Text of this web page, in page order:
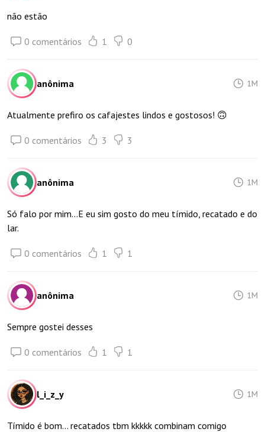
não estão
0 comentários 1 0
anônima 1M
Atualmente prefiro os cafajestes lindos e gostosos! 🙃
0 comentários 3 3
anônima 1M
Só falo por mim…E eu sim gosto do meu tímido, recatado e do
lar.
0 comentários 1 1
anônima 1M
Sempre gostei desses
0 comentários 1 1
l_i_z_y 1M
Tímido é bom... recatados tbm kkkkk combinam comigo